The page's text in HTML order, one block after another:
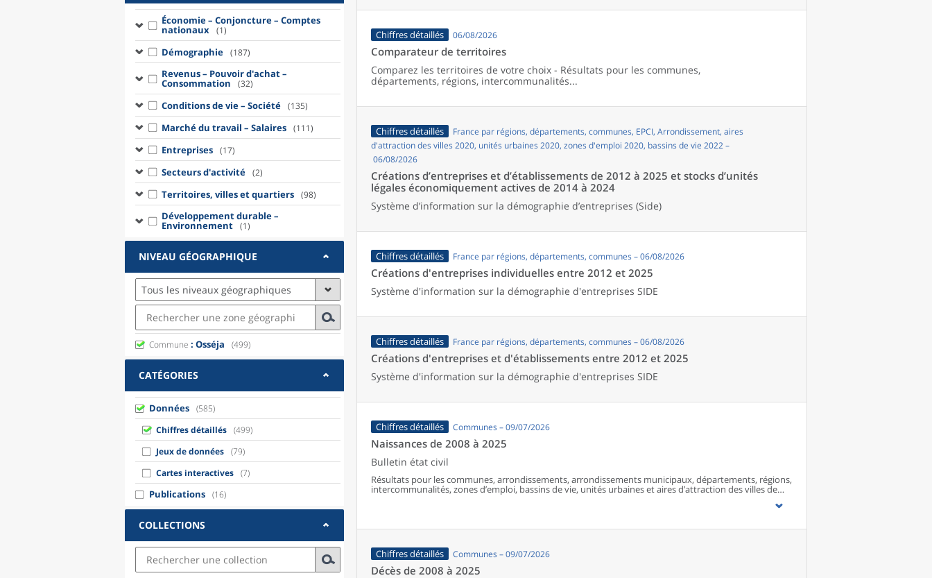
Économie – Conjoncture – Comptes
nationaux (1)
Démographie (187)
Revenus – Pouvoir d'achat –
Consommation (32)
Conditions de vie – Société (135)
Marché du travail – Salaires (111)
Entreprises (17)
Secteurs d'activité (2)
Territoires, villes et quartiers (98)
Développement durable –
Environnement (1)
NIVEAU GÉOGRAPHIQUE
Tous les niveaux géographiques
Commune : Osséja (499)
CATÉGORIES
Données (585)
Chiffres détaillés (499)
Jeux de données (79)
Cartes interactives (7)
Publications (16)
COLLECTIONS
Chiffres détaillés 06/08/2026
Comparateur de territoires
Comparez les territoires de votre choix - Résultats pour les communes,
départements, régions, intercommunalités...
Chiffres détaillés
France par régions, départements, communes, EPCI, Arrondissement, aires
d'attraction des villes 2020, unités urbaines 2020, zones d'emploi 2020, bassins de vie 2022 –
06/08/2026
Créations d’entreprises et d’établissements de 2012 à 2025 et stocks d’unités
légales économiquement actives de 2014 à 2024
Système d’information sur la démographie d’entreprises (Side)
Chiffres détaillés France par régions, départements, communes – 06/08/2026
Créations d'entreprises individuelles entre 2012 et 2025
Système d'information sur la démographie d'entreprises SIDE
Chiffres détaillés France par régions, départements, communes – 06/08/2026
Créations d'entreprises et d'établissements entre 2012 et 2025
Système d'information sur la démographie d'entreprises SIDE
Chiffres détaillés Communes – 09/07/2026
Naissances de 2008 à 2025
Bulletin état civil
Résultats pour les communes, arrondissements, arrondissements municipaux, départements, régions,
intercommunalités, zones d’emploi, bassins de vie, unités urbaines et aires d’attraction des villes de
France (y compris Mayotte à partir de 2014).
Chiffres détaillés Communes – 09/07/2026
Décès de 2008 à 2025